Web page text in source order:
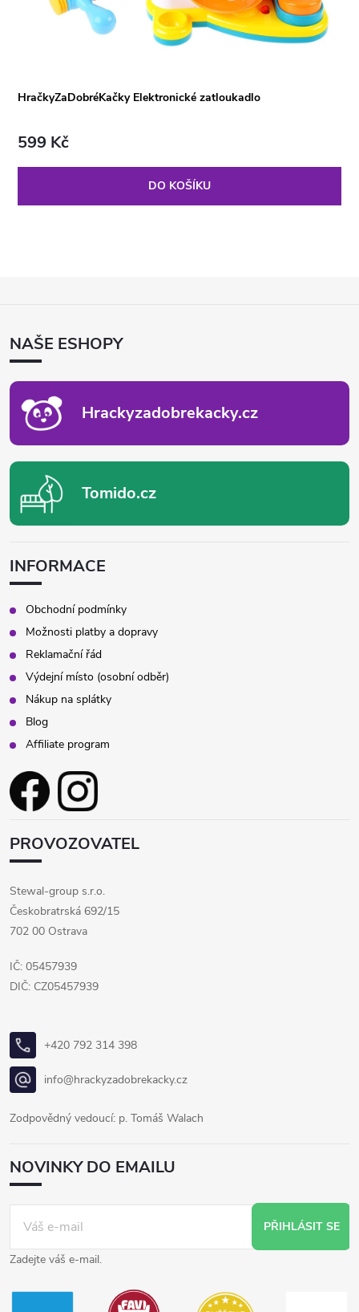
HračkyZaDobréKačky Elektronické zatloukadlo
599 Kč
DO KOŠÍKU
ANAŠE ESHOPY
Hrackyzadobrekacky.cz
Tomido.cz
INFORMACE
Obchodní podmínky
Možnosti platby a dopravy
Reklamační řád
Výdejní místo (osobní odběr)
Nákup na splátky
Blog
Affiliate program
PROVOZOVATEL
Stewal-group s.r.o.
Českobratrská 692/15
702 00 Ostrava
IČ: 05457939
DIČ: CZ05457939
+420 792 314 398
info@hrackyzadobrekacky.cz
Zodpovědný vedoucí: p. Tomáš Walach
NOVINKY DO EMAILU
PŘIHLÁSIT SE
Zadejte váš e-mail.